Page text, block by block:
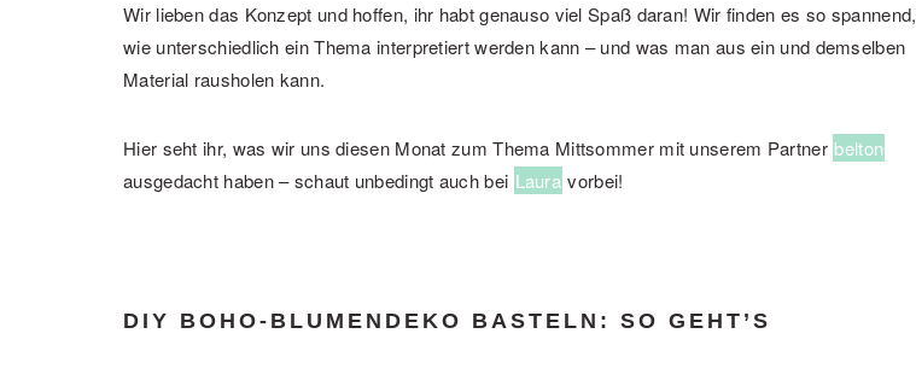
Wir lieben das Konzept und hoffen, ihr habt genauso viel Spaß daran! Wir finden es so spannend,
wie unterschiedlich ein Thema interpretiert werden kann – und was man aus ein und demselben
Material rausholen kann.
Hier seht ihr, was wir uns diesen Monat zum Thema Mittsommer mit unserem Partner belton
ausgedacht haben – schaut unbedingt auch bei Laura vorbei!
DIY BOHO-BLUMENDEKO BASTELN: SO GEHT’S